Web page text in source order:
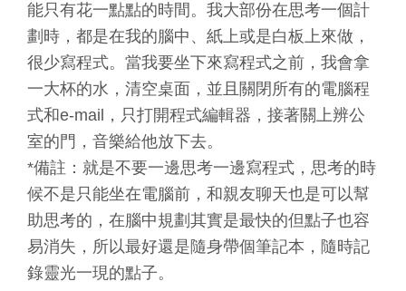
能只有花一點點的時間。我大部份在思考一個計
劃時，都是在我的腦中、紙上或是白板上來做，
很少寫程式。當我要坐下來寫程式之前，我會拿
一大杯的水，清空桌面，並且關閉所有的電腦程
式和e-mail，只打開程式編輯器，接著關上辨公
室的門，音樂給他放下去。
*備註：就是不要一邊思考一邊寫程式，思考的時
候不是只能坐在電腦前，和親友聊天也是可以幫
助思考的，在腦中規劃其實是最快的但點子也容
易消失，所以最好還是隨身帶個筆記本，隨時記
錄靈光一現的點子。